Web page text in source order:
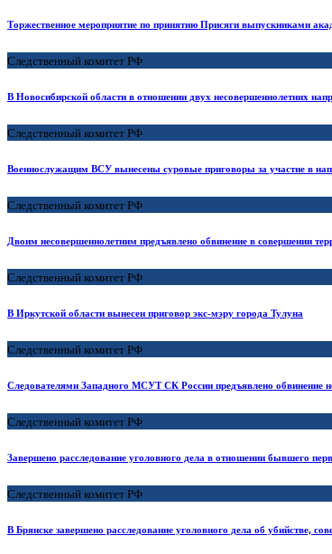
Торжественное мероприятие по принятию Присяги выпускниками
Следственный комитет РФ
В Новосибирской области в отношении двух несовершеннолетних
Следственный комитет РФ
Военнослужащим ВСУ вынесены суровые приговоры за участие в
Следственный комитет РФ
Двоим несовершеннолетним предъявлено обвинение в совершении
Следственный комитет РФ
В Иркутской области вынесен приговор экс-мэру города Тулуна
Следственный комитет РФ
Следователями Западного МСУТ СК России предъявлено обвинение
Следственный комитет РФ
Завершено расследование уголовного дела в отношении бывшего
Следственный комитет РФ
В Брянске завершено расследование уголовного дела об убийстве,